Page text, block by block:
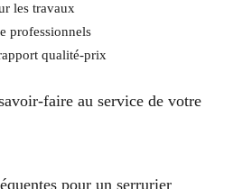
les travaux
professionnels
qualité-prix
faire au service de votre
pour un serrurier